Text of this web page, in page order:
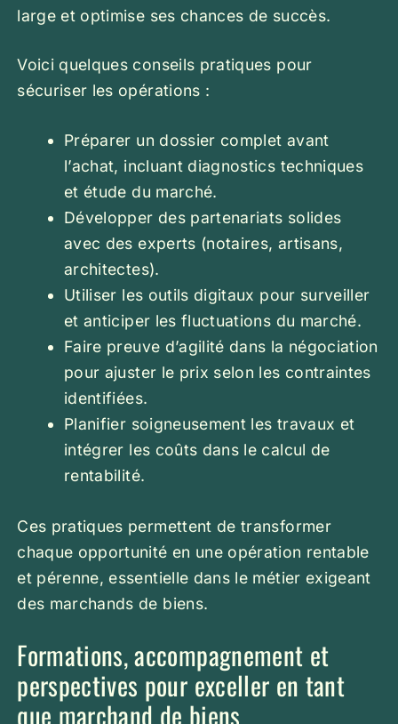
large et optimise ses chances de succès.
Voici quelques conseils pratiques pour
sécuriser les opérations :
Préparer un dossier complet avant
l’achat, incluant diagnostics techniques
et étude du marché.
Développer des partenariats solides
avec des experts (notaires, artisans,
architectes).
Utiliser les outils digitaux pour surveiller
et anticiper les fluctuations du marché.
Faire preuve d’agilité dans la négociation
pour ajuster le prix selon les contraintes
identifiées.
Planifier soigneusement les travaux et
intégrer les coûts dans le calcul de
rentabilité.
Ces pratiques permettent de transformer
chaque opportunité en une opération rentable
et pérenne, essentielle dans le métier exigeant
des marchands de biens.
Formations, accompagnement et
perspectives pour exceller en tant
que marchand de biens